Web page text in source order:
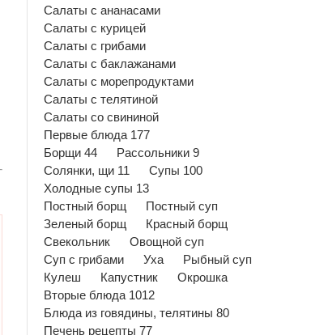
Салаты с ананасами
Салаты с курицей
Салаты с грибами
Салаты с баклажанами
Салаты с морепродуктами
Салаты с телятиной
Салаты со свининой
Первые блюда 177
Борщи 44
Рассольники 9
Солянки, щи 11
Супы 100
Холодные супы 13
Постный борщ
Постный суп
Зеленый борщ
Красный борщ
Свекольник
Овощной суп
Суп с грибами
Уха
Рыбный суп
Кулеш
Капустник
Окрошка
Вторые блюда 1012
Блюда из говядины, телятины 80
Печень рецепты 77